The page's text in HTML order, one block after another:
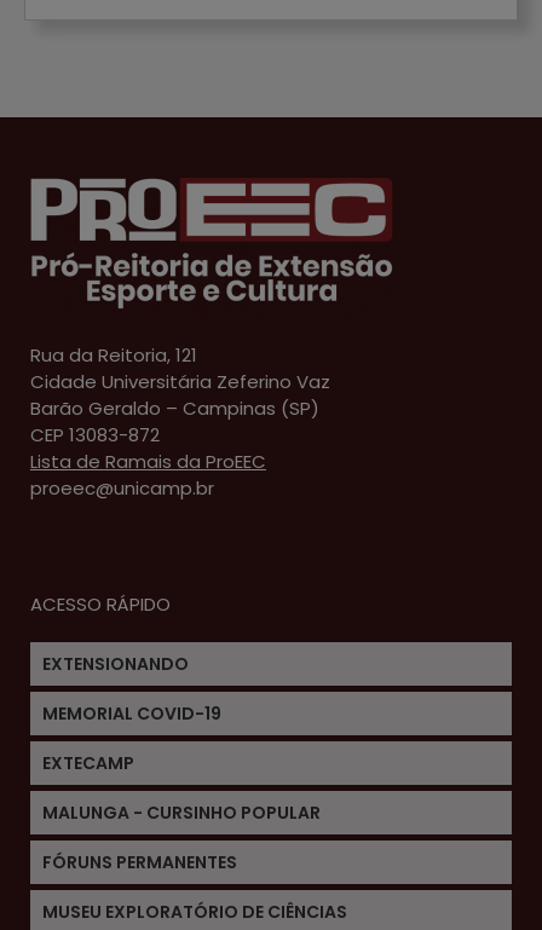
Rua da Reitoria, 121
Cidade Universitária Zeferino Vaz
Barão Geraldo – Campinas (SP)
CEP 13083-872
Lista de Ramais da ProEEC
proeec@unicamp.br
ACESSO RÁPIDO
EXTENSIONANDO
MEMORIAL COVID-19
EXTECAMP
MALUNGA - CURSINHO POPULAR
FÓRUNS PERMANENTES
MUSEU EXPLORATÓRIO DE CIÊNCIAS